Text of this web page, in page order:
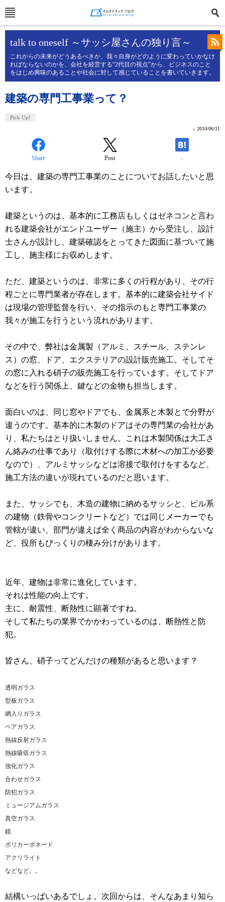
talk to oneself ～サッシ屋さんの独り言～
これからの未来がどうあるべきか、我々自身がどのように変わっていかなけ
ればならないのかを、会社を経営する“2代目の視点”から、ビジネスのこと
をはじめ興味のあることや社会に対して感じていることを書いていきます。
建築の専門工事業って？
Pick Up!
» 2010/06/11
Share Post -
今日は、建築の専門工事業のことについてお話したいと思
います。
建築というのは、基本的に工務店もしくはゼネコンと言わ
れる建築会社がエンドユーザー（施主）から受注し、設計
士さんが設計し、建築確認をとってきた図面に基づいて施
工し、施主様にお収めします。
ただ、建築というのは、非常に多くの行程があり、その行
程ごとに専門業者が存在します。基本的に建築会社サイド
は現場の管理監督を行い、その指示のもと専門工事業の
我々が施工を行うという流れがあります。
その中で、弊社は金属製（アルミ、スチール、ステンレ
ス）の窓、ドア、エクステリアの設計販売施工。そしてそ
の窓に入れる硝子の販売施工を行っています。そしてドア
などを行う関係上、鍵などの金物も担当します。
面白いのは、同じ窓やドアでも、金属系と木製とで分野が
違うのです。基本的に木製のドアはその専門業の会社があ
り、私たちはとり扱いしません。これは木製関係は大工さ
ん絡みの仕事であり（取付けする際に木材への加工が必要
なので）、アルミサッシなどは溶接で取付けをするなど、
施工方法の違いが現れているのだと思います。
また、サッシでも、木造の建物に納めるサッシと、ビル系
の建物（鉄骨やコンクリートなど）では同じメーカーでも
管轄が違い、部門が違えば全く商品の内容がわからないな
ど、役所もびっくりの棲み分けがあります。
近年、建物は非常に進化しています。
それは性能の向上です。
主に、耐震性、断熱性に顕著ですね。
そして私たちの業界でかかわっているのは、断熱性と防
犯。
皆さん、硝子ってどんだけの種類があると思います？
透明ガラス
型板ガラス
網入りガラス
ペアガラス
熱線反射ガラス
熱線吸収ガラス
強化ガラス
合わせガラス
防犯ガラス
ミュージアムガラス
真空ガラス
鏡
ポリカーボネード
アクリライト
などなど。。
結構いっぱいあるでしょ。次回からは、そんなあまり知ら